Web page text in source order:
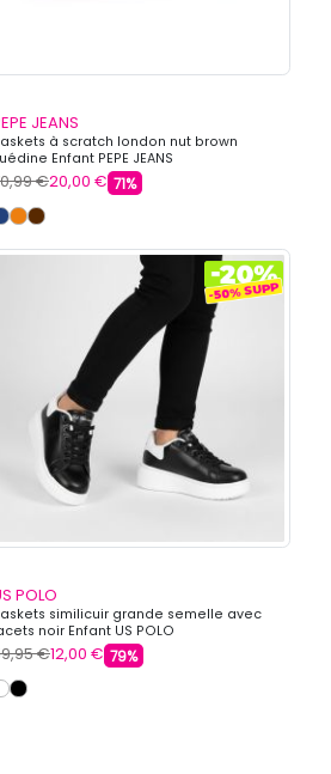
JEANS
à scratch london nut brown
Enfant PEPE JEANS
€20,00 € 71%
POLO
similicuir grande semelle avec
noir Enfant US POLO
€12,00 € 79%